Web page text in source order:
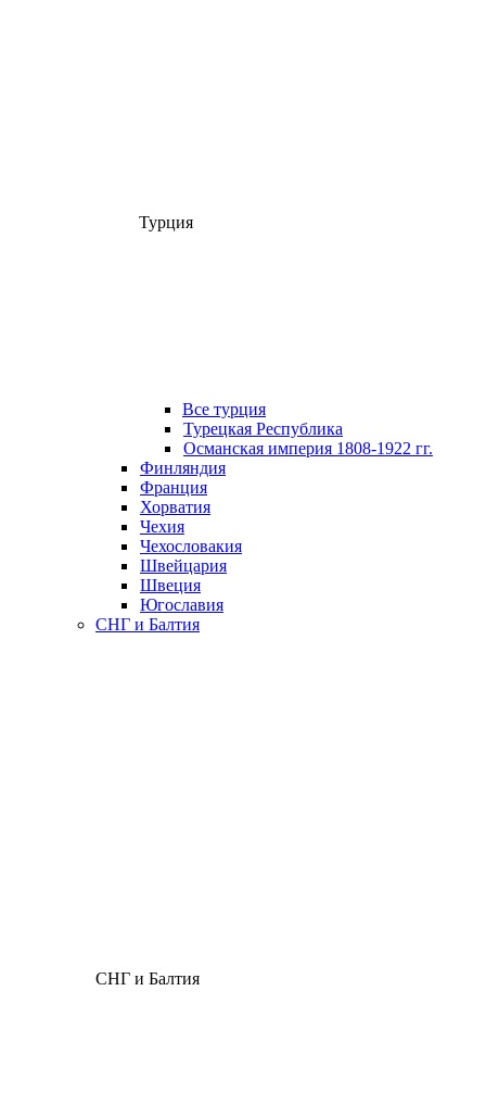
Турция
Все турция
Турецкая Республика
Османская империя 1808-1922 гг.
Финляндия
Франция
Хорватия
Чехия
Чехословакия
Швейцария
Швеция
Югославия
СНГ и Балтия
СНГ и Балтия